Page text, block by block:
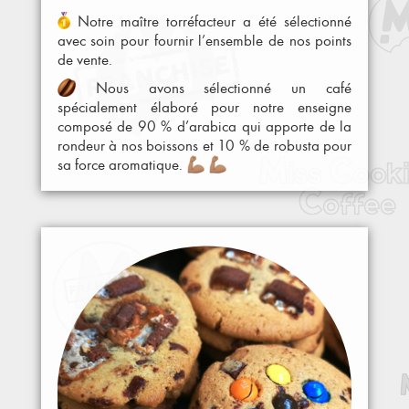
Notre maître torréfacteur a été sélectionné
avec soin pour fournir l’ensemble de nos points
de vente.
Nous avons sélectionné un café
spécialement élaboré pour notre enseigne
composé de 90 % d’arabica qui apporte de la
rondeur à nos boissons et 10 % de robusta pour
sa force aromatique.